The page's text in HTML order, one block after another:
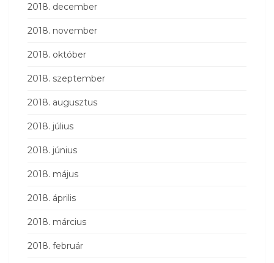
2018. december
2018. november
2018. október
2018. szeptember
2018. augusztus
2018. július
2018. június
2018. május
2018. április
2018. március
2018. február